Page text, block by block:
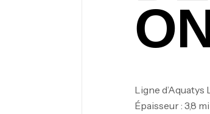
Ligne d’Aquatys
Épaisseur : 3,8